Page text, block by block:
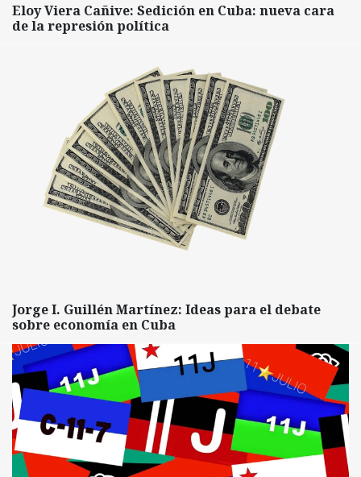
Eloy Viera Cañive: Sedición en Cuba: nueva cara
de la represión política
Jorge I. Guillén Martínez: Ideas para el debate
sobre economía en Cuba